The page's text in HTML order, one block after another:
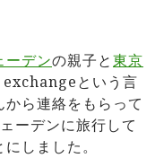
ーデンの親子と東京
という言
ら連絡をもらって
ーデンに旅行して
しました。